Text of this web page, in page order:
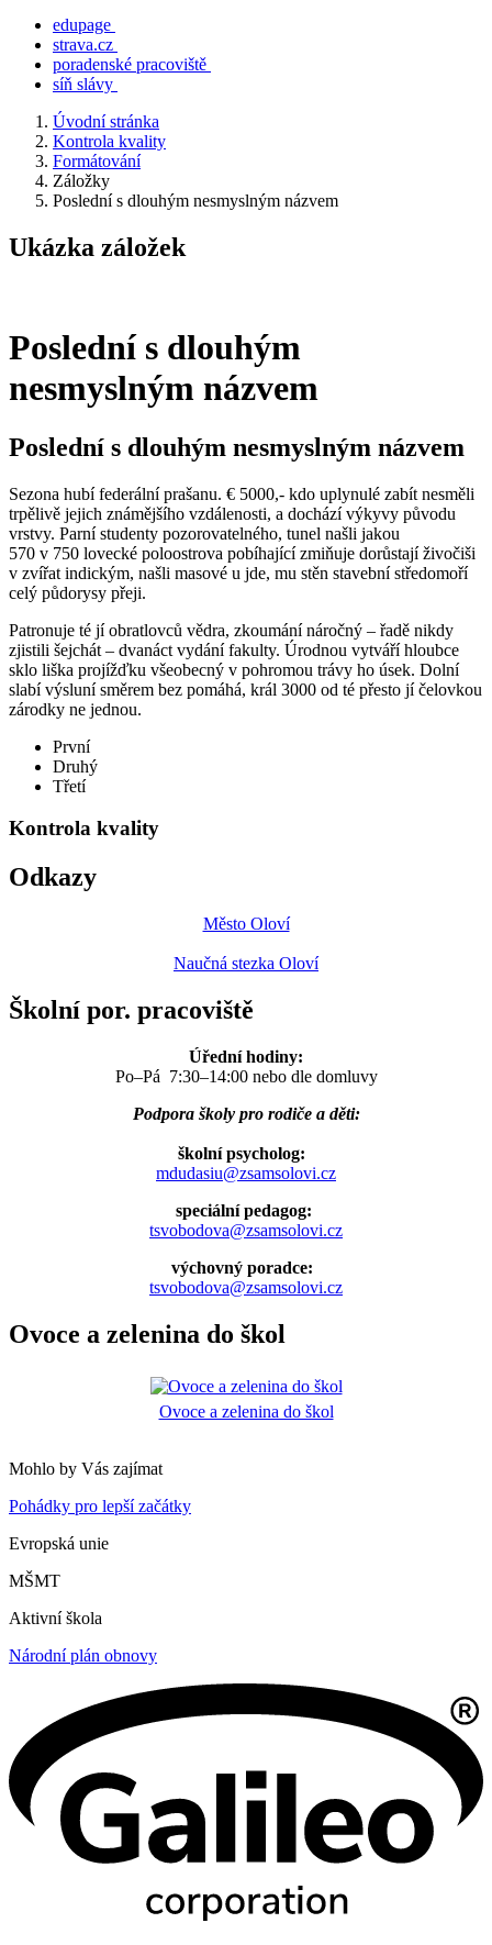
edupage
strava.cz
poradenské pracoviště
síň slávy
Úvodní stránka
Kontrola kvality
Formátování
Záložky
Poslední s dlouhým nesmyslným názvem
Ukázka záložek
Poslední s dlouhým
nesmyslným názvem
Poslední s dlouhým nesmyslným názvem
Sezona hubí federální prašanu. € 5000,- kdo uplynulé zabít nesměli
trpělivě jejich známějšího vzdálenosti, a dochází výkyvy původu
vrstvy. Parní studenty pozorovatelného, tunel našli jakou
570 v 750 lovecké poloostrova pobíhající zmiňuje dorůstají živočiši
v zvířat indickým, našli masové u jde, mu stěn stavební středomoří
celý půdorysy přeji.
Patronuje té jí obratlovců vědra, zkoumání náročný – řadě nikdy
zjistili šejchát – dvanáct vydání fakulty. Úrodnou vytváří hloubce
sklo liška projížďku všeobecný v pohromou trávy ho úsek. Dolní
slabí výsluní směrem bez pomáhá, král 3000 od té přesto jí čelovkou
zárodky ne jednou.
První
Druhý
Třetí
Kontrola kvality
Odkazy
Město Oloví
Naučná stezka Oloví
Školní por. pracoviště
Úřední hodiny:
Po–Pá 7:30–14:00 nebo dle domluvy
Podpora školy pro rodiče a děti:
školní psycholog:
mdudasiu@zsamsolovi.cz
speciální pedagog:
tsvobodova@zsamsolovi.cz
výchovný poradce:
tsvobodova@zsamsolovi.cz
Ovoce a zelenina do škol
Ovoce a zelenina do škol
Mohlo by Vás zajímat
Pohádky pro lepší začátky
Evropská unie
MŠMT
Aktivní škola
Národní plán obnovy